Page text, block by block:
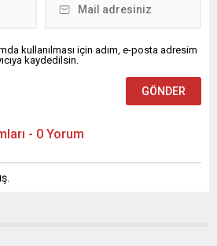
kullanılması için adım, e-posta adresim
kaydedilsin.
- 0 Yorum